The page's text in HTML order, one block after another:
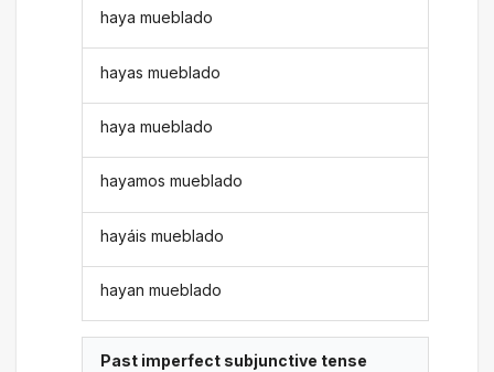
haya mueblado
hayas mueblado
haya mueblado
hayamos mueblado
hayáis mueblado
hayan mueblado
Past imperfect subjunctive tense